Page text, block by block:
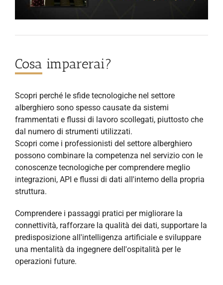
Cosa imparerai?
Scopri perché le sfide tecnologiche nel settore
alberghiero sono spesso causate da sistemi
frammentati e flussi di lavoro scollegati, piuttosto che
dal numero di strumenti utilizzati.
Scopri come i professionisti del settore alberghiero
possono combinare la competenza nel servizio con le
conoscenze tecnologiche per comprendere meglio
integrazioni, API e flussi di dati all'interno della propria
struttura.
Comprendere i passaggi pratici per migliorare la
connettività, rafforzare la qualità dei dati, supportare la
predisposizione all'intelligenza artificiale e sviluppare
una mentalità da ingegnere dell'ospitalità per le
operazioni future.